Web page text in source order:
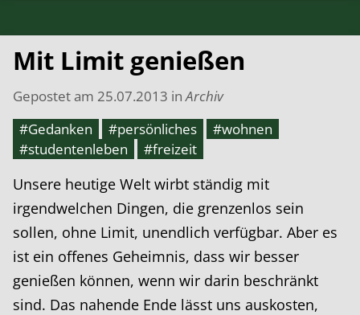
Mit Limit genießen
Gepostet am 25.07.2013 inArchiv
#Gedanken
#persönliches
#wohnen
#studentenleben
#freizeit
Unsere heutige Welt wirbt ständig mit
irgendwelchen Dingen, die grenzenlos sein
sollen, ohne Limit, unendlich verfügbar. Aber es
ist ein offenes Geheimnis, dass wir besser
genießen können, wenn wir darin beschränkt
sind. Das nahende Ende lässt uns auskosten,